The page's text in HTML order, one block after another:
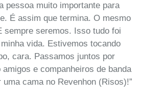
pessoa muito importante para
É assim que termina. O mesmo
sempre seremos. Isso tudo foi
vida. Estivemos tocando
cara. Passamos juntos por
e companheiros de banda
cama no Revenhon (Risos)!”